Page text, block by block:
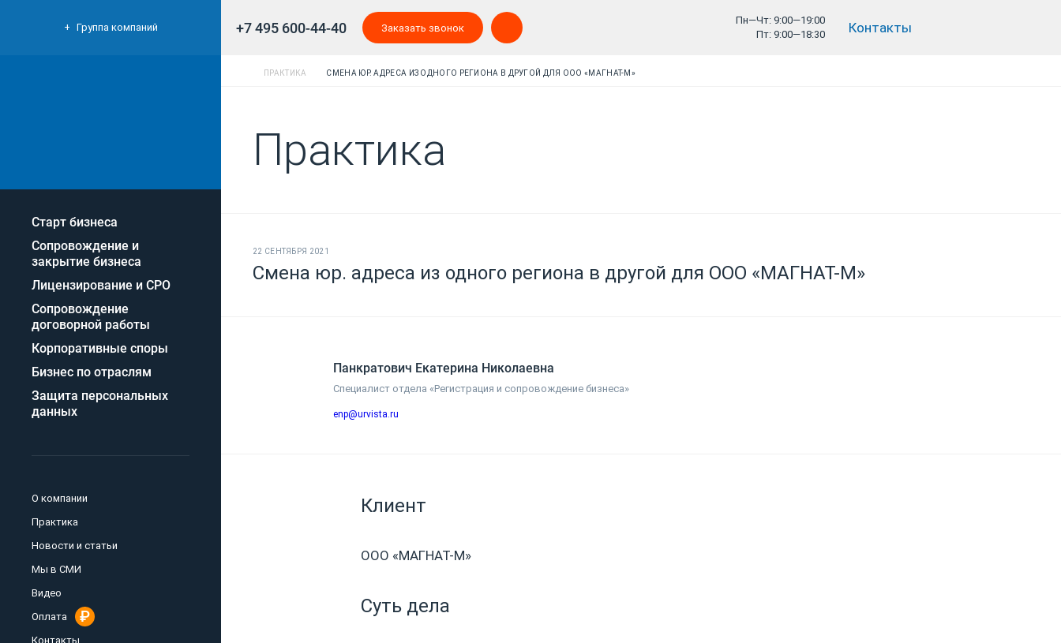
+7 495 600-44-40 Заказать звонок
Пн—Чт: 9:00—19:00
Пт: 9:00—18:30
Контакты
Группа компаний
Старт бизнеса
Сопровождение и
закрытие бизнеса
Лицензирование и СРО
Сопровождение
договорной работы
Корпоративные споры
Бизнес по отраслям
Защита персональных
данных
О компании
Практика
Новости и статьи
Мы в СМИ
Видео
Оплата
Контакты
ПРАКТИКА СМЕНА ЮР. АДРЕСА ИЗ ОДНОГО РЕГИОНА В ДРУГОЙ ДЛЯ ООО «МАГНАТ-М»
Практика
22 СЕНТЯБРЯ 2021
Смена юр. адреса из одного региона в другой для ООО «МАГНАТ-М»
Панкратович Екатерина Николаевна
Специалист отдела «Регистрация и сопровождение бизнеса»
enp@urvista.ru
Клиент
ООО «МАГНАТ-М»
Суть дела